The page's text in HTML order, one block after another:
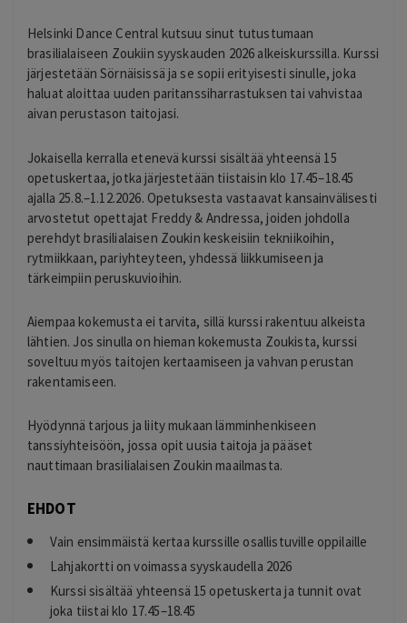
Helsinki Dance Central kutsuu sinut tutustumaan
brasilialaiseen Zoukiin syyskauden 2026 alkeiskurssilla. Kurssi
järjestetään Sörnäisissä ja se sopii erityisesti sinulle, joka
haluat aloittaa uuden paritanssiharrastuksen tai vahvistaa
aivan perustason taitojasi.
Jokaisella kerralla etenevä kurssi sisältää yhteensä 15
opetuskertaa, jotka järjestetään tiistaisin klo 17.45–18.45
ajalla 25.8.–1.12.2026. Opetuksesta vastaavat kansainvälisesti
arvostetut opettajat Freddy & Andressa, joiden johdolla
perehdyt brasilialaisen Zoukin keskeisiin tekniikoihin,
rytmiikkaan, pariyhteyteen, yhdessä liikkumiseen ja
tärkeimpiin peruskuvioihin.
Aiempaa kokemusta ei tarvita, sillä kurssi rakentuu alkeista
lähtien. Jos sinulla on hieman kokemusta Zoukista, kurssi
soveltuu myös taitojen kertaamiseen ja vahvan perustan
rakentamiseen.
Hyödynnä tarjous ja liity mukaan lämminhenkiseen
tanssiyhteisöön, jossa opit uusia taitoja ja pääset
nauttimaan brasilialaisen Zoukin maailmasta.
EHDOT
Vain ensimmäistä kertaa kurssille osallistuville oppilaille
Lahjakortti on voimassa syyskaudella 2026
Kurssi sisältää yhteensä 15 opetuskerta ja tunnit ovat
joka tiistai klo 17.45–18.45